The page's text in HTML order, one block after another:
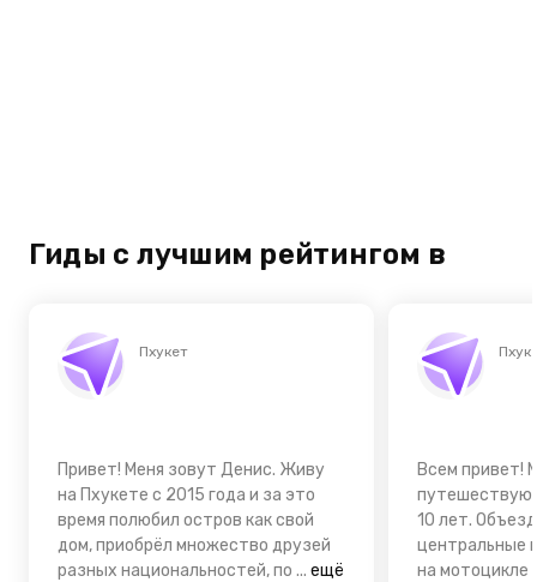
Гиды с лучшим рейтингом в
Пхукет
Привет! Меня зовут Денис. Живу
на Пхукете с 2015 года и за это
время полюбил остров как свой
дом, приобрёл множество друзей
разных национальностей, по ... ещё
Всем привет!
путешествую
10 лет.
центральные
на мотоцикле